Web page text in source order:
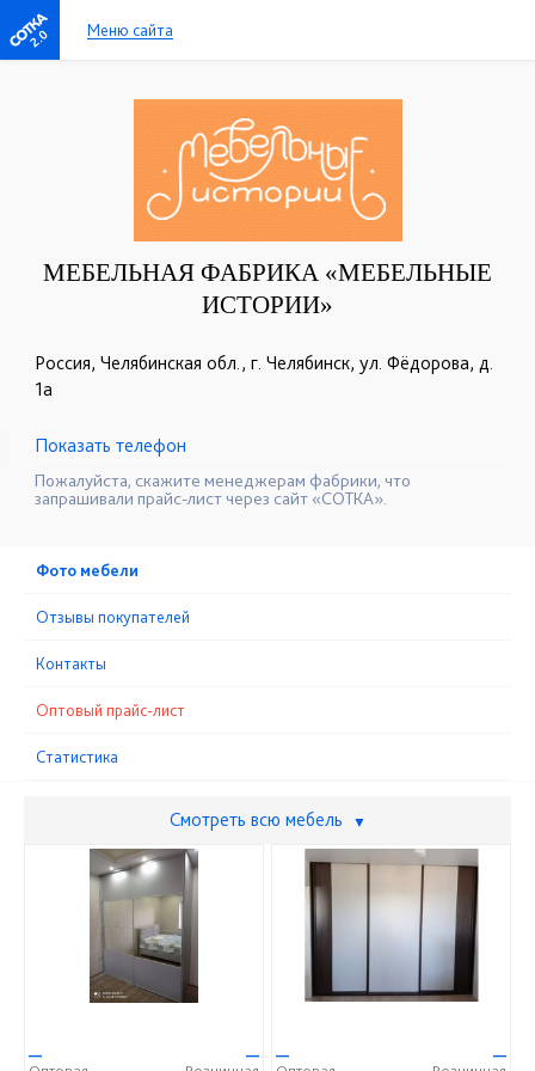
2.0 Меню сайта
МЕБЕЛЬНАЯ ФАБРИКА «МЕБЕЛЬНЫЕ
ИСТОРИИ»
Россия, Челябинская обл., г. Челябинск, ул. Фёдорова, д.
1а
☎+7 (351) 777-13-99
Показать телефон
Пожалуйста, скажите менеджерам фабрики, что
запрашивали прайс-лист через сайт «СОТКА».
Фото мебели
Отзывы покупателей
Контакты
Оптовый прайс-лист
Статистика
Смотреть всю мебель ▼
— — — —